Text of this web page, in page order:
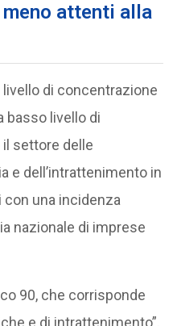
attenti alla
di concentrazione
basso livello di
settore delle
e dell’intrattenimento in
con una incidenza
nazionale di imprese
90, che corrisponde